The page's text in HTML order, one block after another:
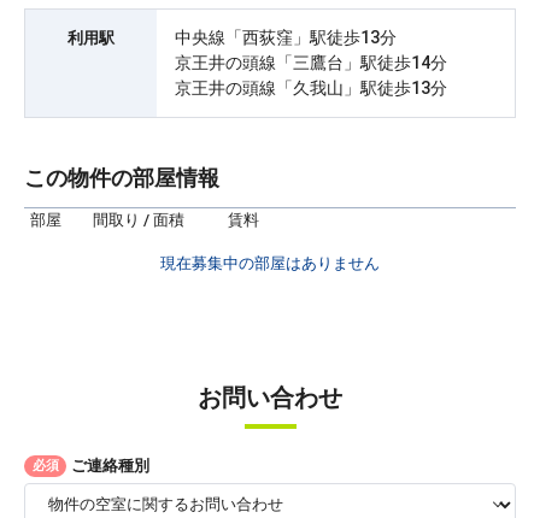
利用駅
中央線「西荻窪」駅徒歩13分
京王井の頭線「三鷹台」駅徒歩14分
京王井の頭線「久我山」駅徒歩13分
この物件の部屋情報
部屋 間取り / 面積 賃料
現在募集中の部屋はありません
お問い合わせ
必須 ご連絡種別